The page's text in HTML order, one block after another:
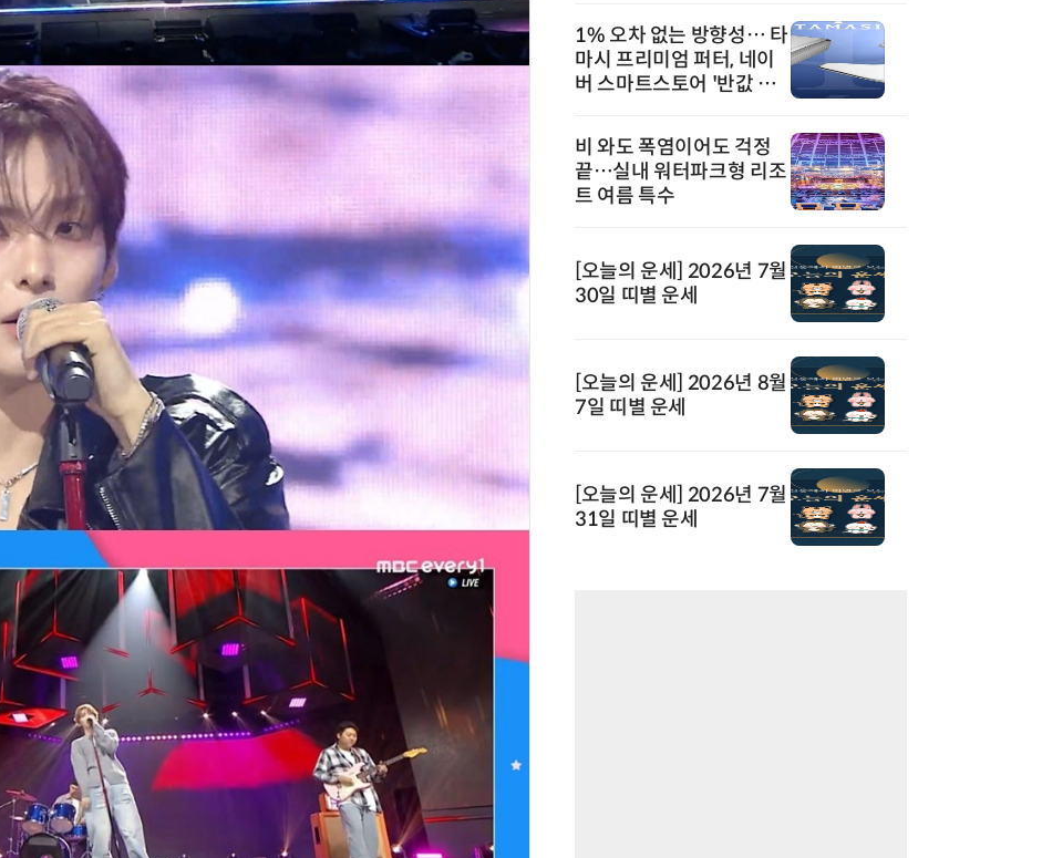
1% 오차 없는 방향성… 타
마시 프리미엄 퍼터, 네이
버 스마트스토어 '반값 할
비 와도 폭염이어도 걱정
끝…실내 워터파크형 리조
트 여름 특수
[오늘의 운세] 2026년 7월
30일 띠별 운세
[오늘의 운세] 2026년 8월
7일 띠별 운세
[오늘의 운세] 2026년 7월
31일 띠별 운세